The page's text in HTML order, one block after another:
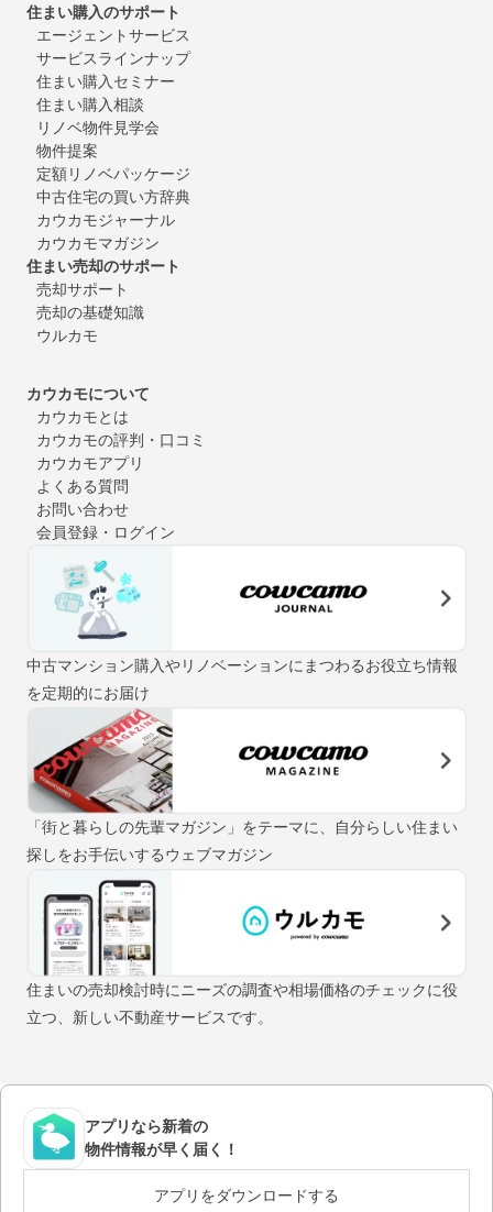
住まい購入のサポート
エージェントサービス
サービスラインナップ
住まい購入セミナー
住まい購入相談
リノベ物件見学会
物件提案
定額リノベパッケージ
中古住宅の買い方辞典
カウカモジャーナル
カウカモマガジン
住まい売却のサポート
売却サポート
売却の基礎知識
ウルカモ
カウカモについて
カウカモとは
カウカモの評判・口コミ
カウカモアプリ
よくある質問
お問い合わせ
会員登録・ログイン
中古マンション購入やリノベーションにまつわるお役立ち情報
を定期的にお届け
「街と暮らしの先輩マガジン」をテーマに、自分らしい住まい
探しをお手伝いするウェブマガジン
住まいの売却検討時にニーズの調査や相場価格のチェックに役
立つ、新しい不動産サービスです。
アプリなら新着の
物件情報が早く届く！
アプリをダウンロードする